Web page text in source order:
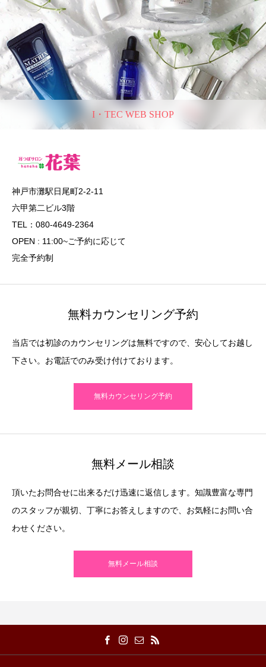
I・TEC WEB SHOP
神戸市灘駅日尾町2-2-11
六甲第二ビル3階
TEL：080-4649-2364
OPEN : 11:00~ご予約に応じて
完全予約制
無料カウンセリング予約
当店では初診のカウンセリングは無料ですので、安心してお越し
下さい。お電話でのみ受け付けております。
無料カウンセリング予約
無料メール相談
頂いたお問合せに出来るだけ迅速に返信します。知識豊富な専門
のスタッフが親切、丁寧にお答えしますので、お気軽にお問い合
わせください。
無料メール相談